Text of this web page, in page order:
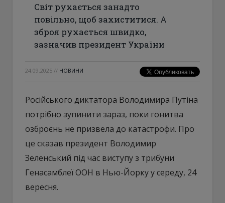
Світ рухається занадто
повільно, щоб захиститися. А
зброя рухається швидко,
зазначив президент України
24.09.2025 // НОВИНИ
Російського диктатора Володимира Путіна
потрібно зупинити зараз, поки гонитва
озброєнь не призвела до катастрофи. Про
це сказав президент Володимир
Зеленський під час виступу з трибуни
Генасамблеї ООН в Нью-Йорку у середу, 24
вересня.